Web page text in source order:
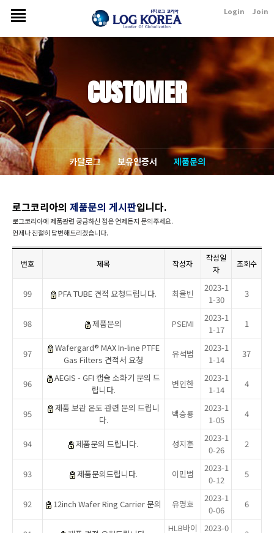
Login Join
CUSTOMER
카달로그 보유인증서 제품문의
로그코리아의 제품문의 게시판입니다.
로그코리아에 제품관련 궁금하신 점은 언제든지 문의주세요.
언제나 친절히 답변해드리겠습니다.
번호 제목 작성자
작성일
자
조회수
99 PFA TUBE 견적 요청드립니다. 최율빈
2023-1
1-30
3
98 제품문의 PSEMI
2023-1
1-17
1
97
Wafergard® MAX In-line PTFE
Gas Filters 견적서 요청
유석범
2023-1
1-14
37
96
AEGIS - GFI 캡슐 소화기 문의 드
립니다.
변인한
2023-1
1-14
4
95
제품 보관 온도 관련 문의 드립니
다.
백승룡
2023-1
1-05
4
94 제품문의 드립니다. 성지훈
2023-1
0-26
2
93 제품문의드립니다. 이민범
2023-1
0-12
5
92 12inch Wafer Ring Carrier 문의 유명호
2023-1
0-06
6
HLB바이
2023-0